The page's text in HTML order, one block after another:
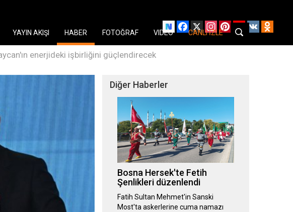
Facebook
X Instagram
PinterestYouTube
VK
YAYIN AKIŞI HABER FOTOĞRAF VIDEO CANLI İZLE
enerjideki işbirliğini güçlendirecek
Diğer Haberler
Bosna Hersek'te Fetih
Şenlikleri düzenlendi
Fatih Sultan Mehmet'in Sanski
Most'ta askerlerine cuma namazı